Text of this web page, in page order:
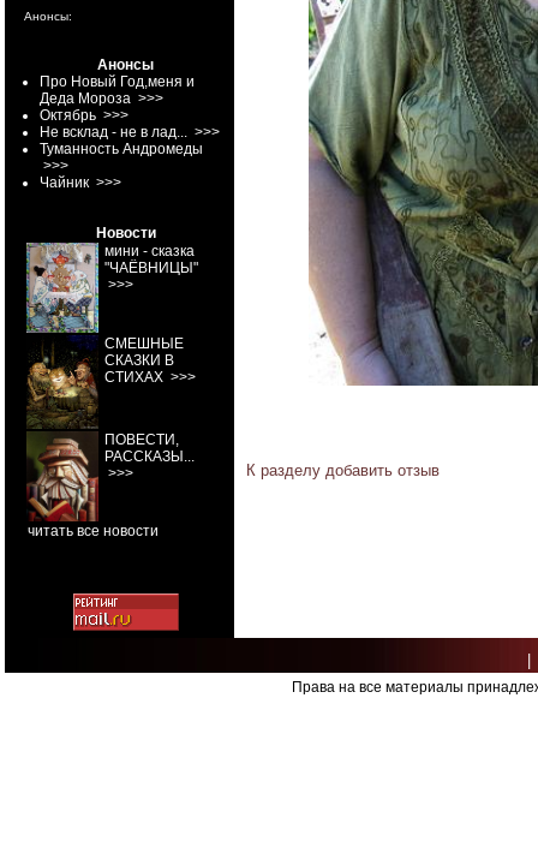
Анонсы:
Анонсы
Про Новый Год,меня и
Деда Мороза >>>
Октябрь >>>
Не всклад - не в лад... >>>
Туманность Андромеды
>>>
Чайник >>>
Новости
мини - сказка
"ЧАЁВНИЦЫ"
>>>
СМЕШНЫЕ
СКАЗКИ В
СТИХАХ >>>
ПОВЕСТИ,
РАССКАЗЫ...
>>>
читать все новости
К разделу добавить отзыв
Права на все материалы